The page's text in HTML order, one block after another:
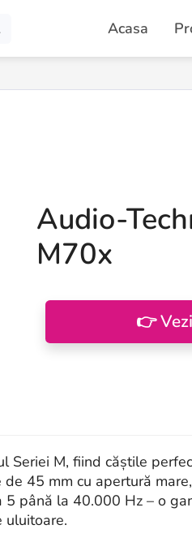
Acasa
Audio-
M70x
👉
Seriei M, fiind căștile
45 mm cu apertură
până la 40.000 Hz – o
uluitoare.